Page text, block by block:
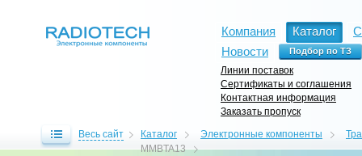
Компания Каталог
Новости
Линии поставок
Сертификаты и соглашения
Контактная информация
Заказать пропуск
Весь сайт Каталог Электронные компоненты
MMBTA13